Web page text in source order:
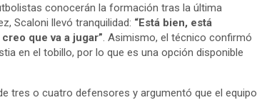
conocerán la formación tras la última
Scaloni llevó tranquilidad: “Está bien, está
que va a jugar”. Asimismo, el técnico confirmó
en el tobillo, por lo que es una opción disponible
tres o cuatro defensores y argumentó que el equipo